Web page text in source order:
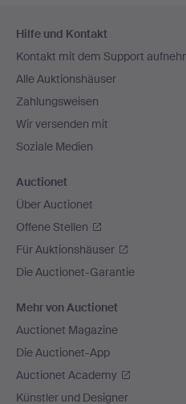
Navigation
Hilfe und Kontakt
Kontakt mit dem Support
Alle Auktionshäuser
Zahlungsweisen
Wir versenden mit
Soziale Medien
Auctionet
Über Auctionet
Offene Stellen
Für Auktionshäuser
Die Auctionet-Garantie
Mehr von Auctionet
Auctionet Magazine
Die Auctionet-App
Auctionet Academy
Künstler und Designer